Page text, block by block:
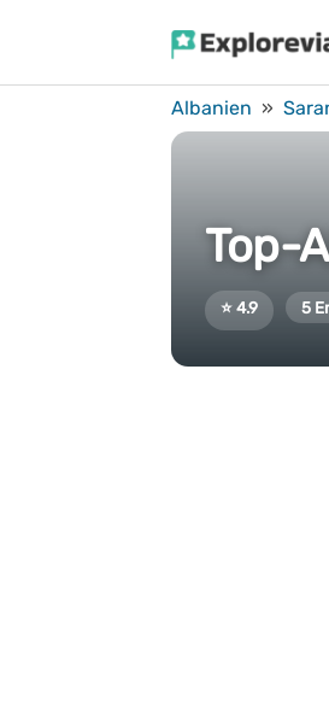
Albanien »
Top-
⭐ 4.9 5